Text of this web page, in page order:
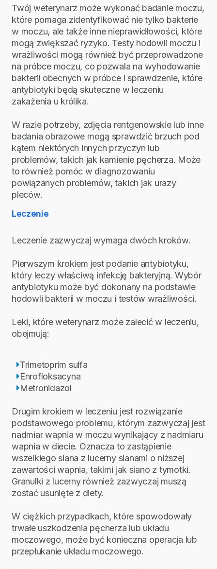
Twój weterynarz może wykonać badanie moczu,
które pomaga zidentyfikować nie tylko bakterie
w moczu, ale także inne nieprawidłowości, które
mogą zwiększać ryzyko. Testy hodowli moczu i
wrażliwości mogą również być przeprowadzone
na próbce moczu, co pozwala na wyhodowanie
bakterii obecnych w próbce i sprawdzenie, które
antybiotyki będą skuteczne w leczeniu
zakażenia u królika.
W razie potrzeby, zdjęcia rentgenowskie lub inne
badania obrazowe mogą sprawdzić brzuch pod
kątem niektórych innych przyczyn lub
problemów, takich jak kamienie pęcherza. Może
to również pomóc w diagnozowaniu
powiązanych problemów, takich jak urazy
pleców.
Leczenie
Leczenie zazwyczaj wymaga dwóch kroków.
Pierwszym krokiem jest podanie antybiotyku,
który leczy właściwą infekcję bakteryjną. Wybór
antybiotyku może być dokonany na podstawie
hodowli bakterii w moczu i testów wrażliwości.
Leki, które weterynarz może zalecić w leczeniu,
obejmują:
Trimetoprim sulfa
Enrofloksacyna
Metronidazol
Drugim krokiem w leczeniu jest rozwiązanie
podstawowego problemu, którym zazwyczaj jest
nadmiar wapnia w moczu wynikający z nadmiaru
wapnia w diecie. Oznacza to zastąpienie
wszelkiego siana z lucerny sianami o niższej
zawartości wapnia, takimi jak siano z tymotki.
Granulki z lucerny również zazwyczaj muszą
zostać usunięte z diety.
W ciężkich przypadkach, które spowodowały
trwałe uszkodzenia pęcherza lub układu
moczowego, może być konieczna operacja lub
przepłukanie układu moczowego.